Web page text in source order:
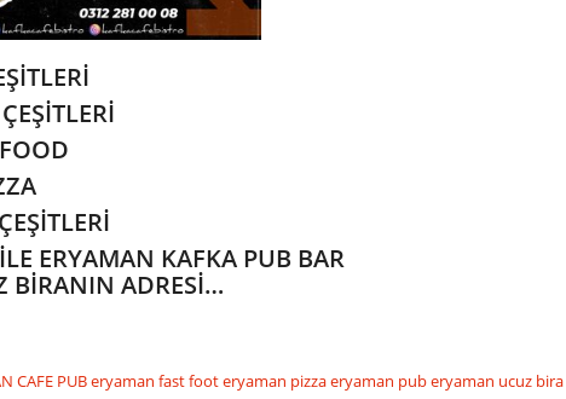
ERYAMAN KAFKA PUB BAR
BİRANIN ADRESİ…
CAFE PUBeryaman fast footeryaman pizzaeryaman puberyaman ucuz bira